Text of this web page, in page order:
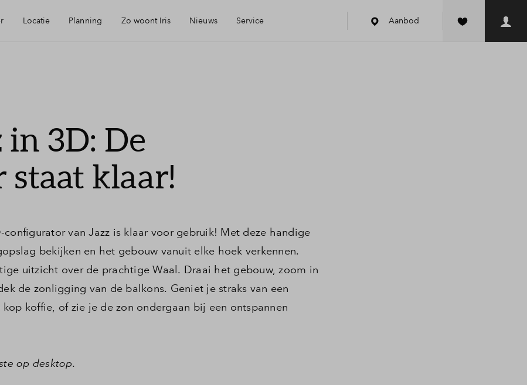
Locatie Planning Zo woont Iris
Blog: Iris verhuist
Parkeren: zo werkt het in Iris
Nieuws Service
Woning kopen
Leeswijzer
Veelgestelde vragen
Aanbod
3D: De
klaar!
van Jazz is klaar voor gebruik! Met deze handige
bekijken en het gebouw vanuit elke hoek verkennen.
uitzicht over de prachtige Waal. Draai het gebouw, zoom in
de zonligging van de balkons. Geniet je straks van een
koffie, of zie je de zon ondergaan bij een ontspannen
op desktop.